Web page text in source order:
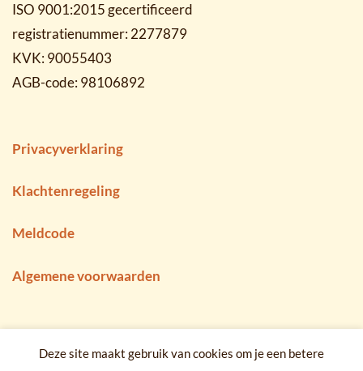
ISO 9001:2015 gecertificeerd
registratienummer: 2277879
KVK: 90055403
AGB-code: 98106892
Privacyverklaring
Klachtenregeling
Meldcode
Algemene voorwaarden
Deze site maakt gebruik van cookies om je een betere